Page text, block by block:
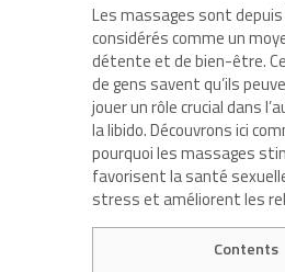
Les massages sont
considérés comme un
détente et de bien-être.
de gens savent qu’ils
jouer un rôle crucial dans
la libido. Découvrons ici
pourquoi les massages
favorisent la santé
stress et améliorent les
Contents